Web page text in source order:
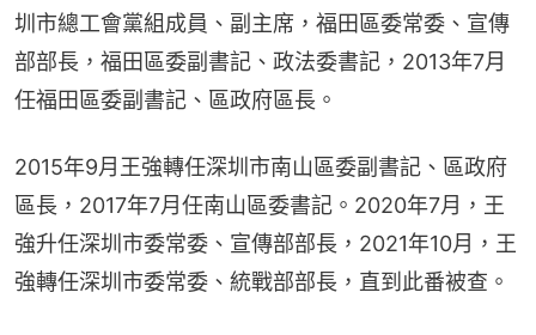
圳市總工會黨組成員、副主席，福田區委常委、宣傳
部部長，福田區委副書記、政法委書記，2013年7月
任福田區委副書記、區政府區長。
2015年9月王強轉任深圳市南山區委副書記、區政府
區長，2017年7月任南山區委書記。2020年7月，王
強升任深圳市委常委、宣傳部部長，2021年10月，王
強轉任深圳市委常委、統戰部部長，直到此番被查。